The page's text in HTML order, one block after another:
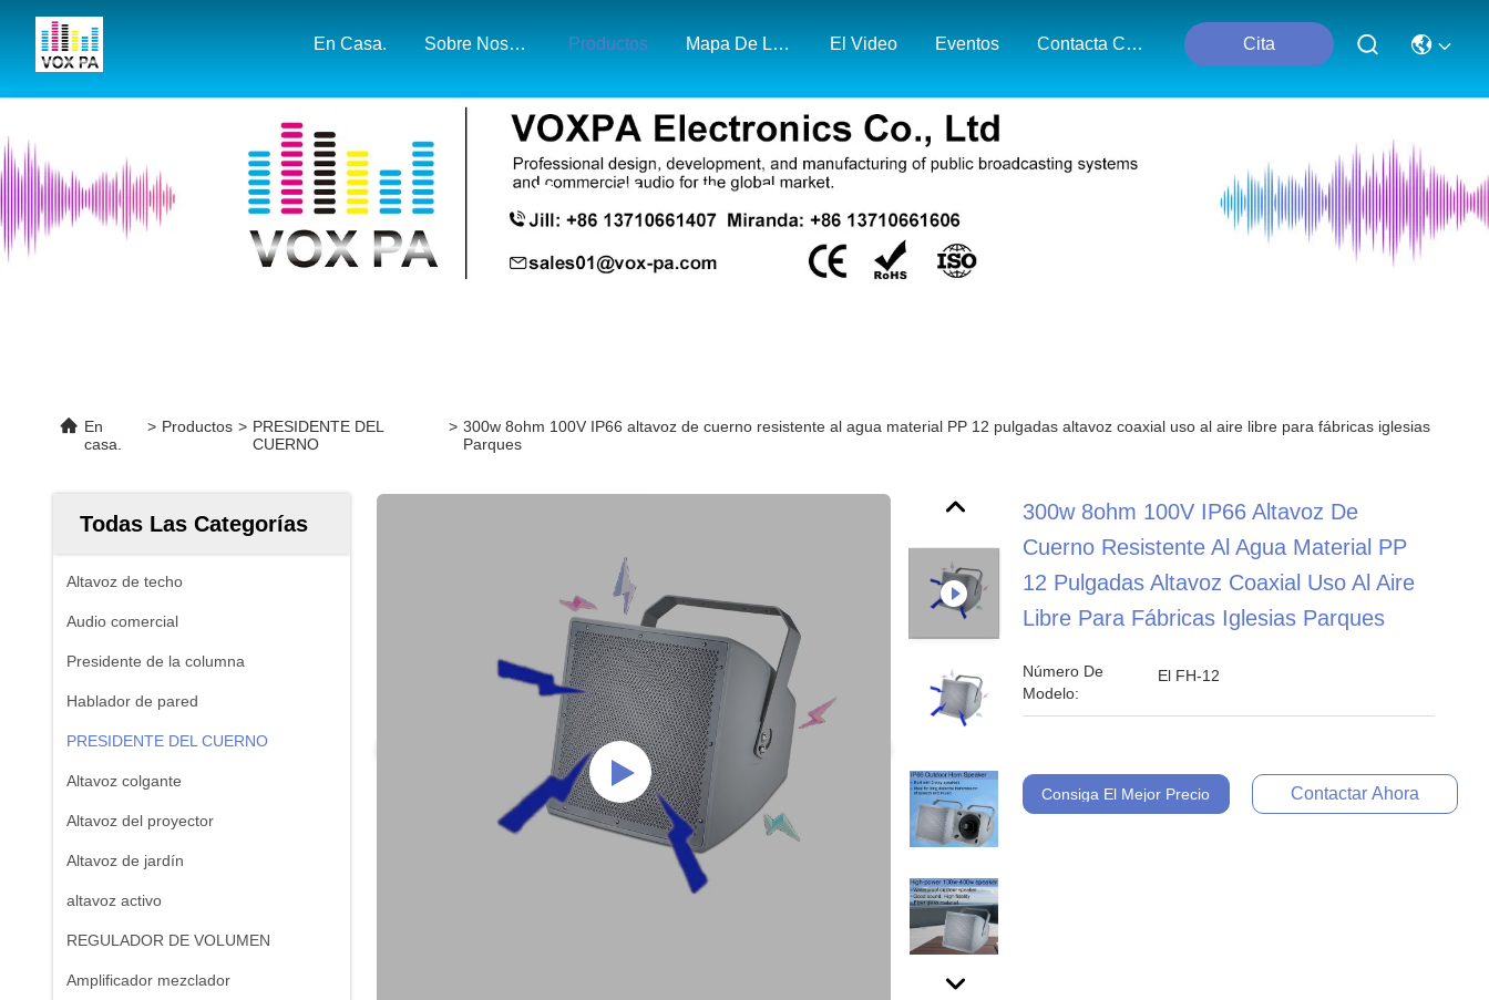
En Casa. Sobre Nosotros Productos Mapa De La Exposición Y El Mercado El Video Eventos Contacta Con Nosotros Cita
Detalles De Productos
En
casa.
> Productos > PRESIDENTE DEL
CUERNO
> 300w 8ohm 100V IP66 altavoz de cuerno resistente al agua material PP 12 pulgadas altavoz coaxial uso al aire libre para fábricas iglesias
Parques
Todas Las Categorías
Altavoz de techo
Audio comercial
Presidente de la columna
Hablador de pared
PRESIDENTE DEL CUERNO
Altavoz colgante
Altavoz del proyector
Altavoz de jardín
altavoz activo
REGULADOR DE VOLUMEN
Amplificador mezclador
300w 8ohm 100V IP66 Altavoz De
Cuerno Resistente Al Agua Material PP
12 Pulgadas Altavoz Coaxial Uso Al Aire
Libre Para Fábricas Iglesias Parques
Número De
Modelo:
El FH-12
Consiga El Mejor Precio Contactar Ahora